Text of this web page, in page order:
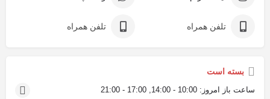
تلفن همراه تلفن همراه
بسته است
ساعت باز امروز: 10:00 - 14:00, 17:00 - 21:00